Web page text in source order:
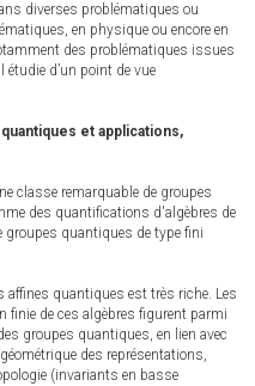
diverses problématiques ou
en physique ou encore en
des problématiques issues
d’un point de vue
et applications,
classe remarquable de groupes
des quantifications d'algèbres de
quantiques de type fini
affines quantiques est très riche. Les
finie de ces algèbres figurent parmi
groupes quantiques, en lien avec
des représentations,
(invariants en basse